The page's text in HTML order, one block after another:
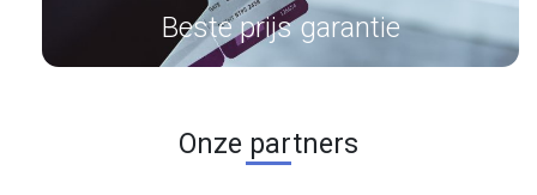
Beste prijs garantie
Onze partners